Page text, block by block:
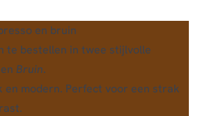
en bruin
te bestellen in twee stijlvolle
Bruin.
en modern. Perfect voor een strak